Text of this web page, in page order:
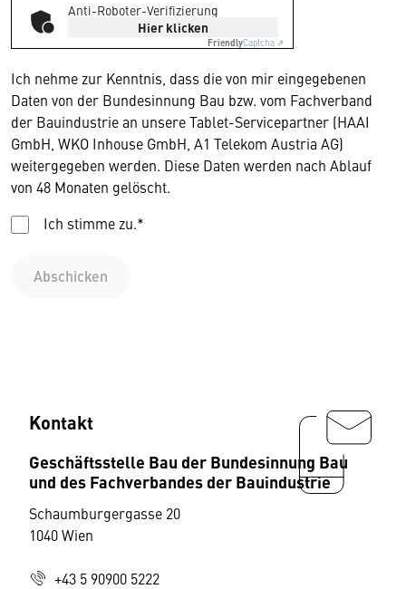
Anti-Roboter-Verifizierung
Hier klicken
FriendlyCaptcha ⇗
Ich nehme zur Kenntnis, dass die von mir eingegebenen
Daten von der Bundesinnung Bau bzw. vom Fachverband
der Bauindustrie an unsere Tablet-Servicepartner (HAAI
GmbH, WKO Inhouse GmbH, A1 Telekom Austria AG)
weitergegeben werden. Diese Daten werden nach Ablauf
von 48 Monaten gelöscht.
Ich stimme zu.*
Abschicken
Kontakt
Geschäftsstelle Bau der Bundesinnung Bau
und des Fachverbandes der Bauindustrie
Schaumburgergasse 20
1040 Wien
+43 5 90900 5222